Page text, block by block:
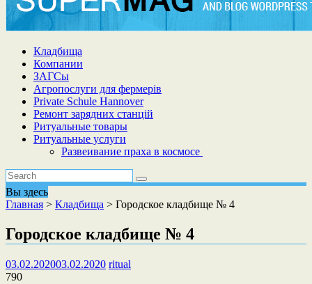
Кладбища
Компании
ЗАГСы
Агропослуги для фермерів
Private Schule Hannover
Ремонт зарядних станцій
Ритуальные товары
Ритуальные услуги
Развеивание праха в космосе
Вы здесь
Главная > Кладбища > Городское кладбище № 4
Городское кладбище № 4
03.02.202003.02.2020 ritual
790